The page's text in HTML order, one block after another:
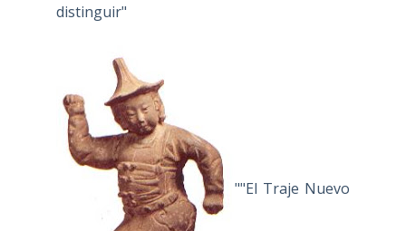
distinguir"
""El Traje Nuevo